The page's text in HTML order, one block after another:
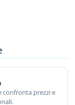
prezzi e